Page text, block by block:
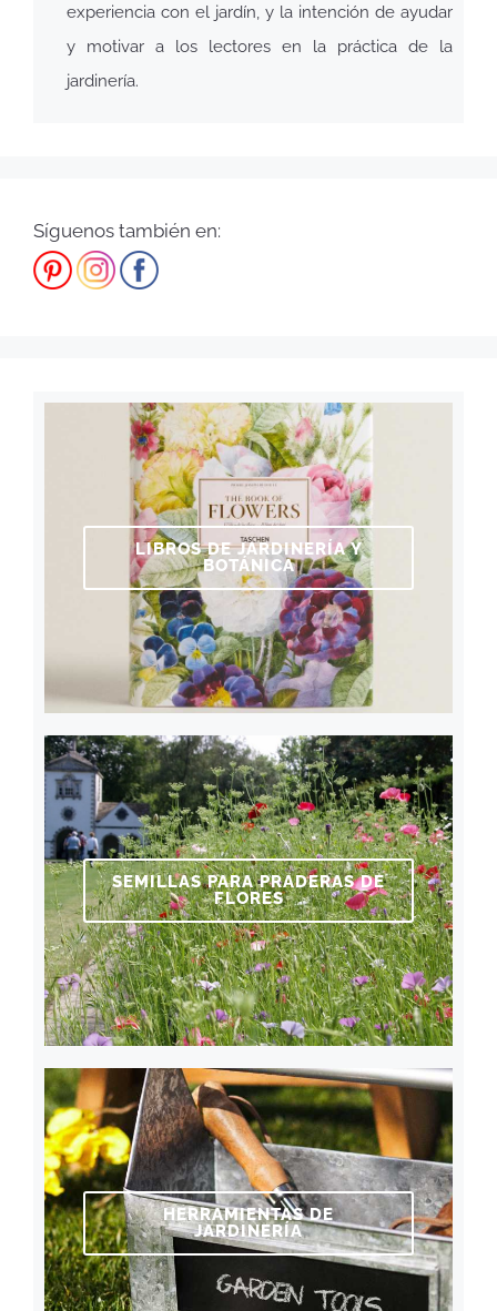
experiencia con el jardín, y la intención de ayudar
y motivar a los lectores en la práctica de la
jardinería.
Síguenos también en:
LIBROS DE JARDINERÍA Y
BOTÁNICA
SEMILLAS PARA PRADERAS DE
FLORES
HERRAMIENTAS DE
JARDINERÍA